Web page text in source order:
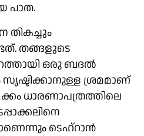
പാത.
തികച്ചും
തങ്ങളുടെ
ഒരു ബദൽ
സൃഷ്ടിക്കാനുള്ള ശ്രമമാണ്
ധാരണാപത്രത്തിലെ
ടെഹ്റാൻ